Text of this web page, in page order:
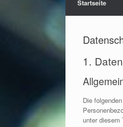
Startseite
1.
Die
unter diesem